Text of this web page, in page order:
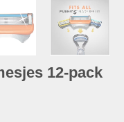
12-pack